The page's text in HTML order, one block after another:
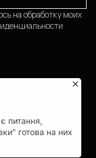
на обработку моих